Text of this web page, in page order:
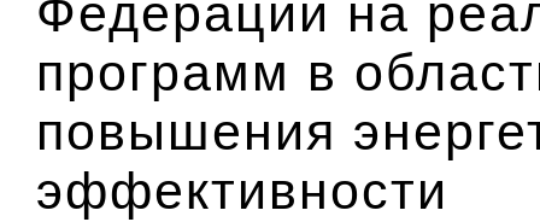
Федерации на
программ в
повышения
эффективности